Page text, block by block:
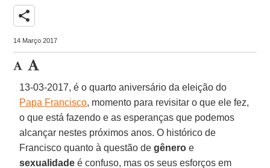
share
14 Março 2017
13-03-2017, é o quarto aniversário da eleição do
Papa Francisco, momento para revisitar o que ele fez,
o que está fazendo e as esperanças que podemos
alcançar nestes próximos anos. O histórico de
Francisco quanto à questão degênero e
sexualidade é confuso, mas os seus esforços em